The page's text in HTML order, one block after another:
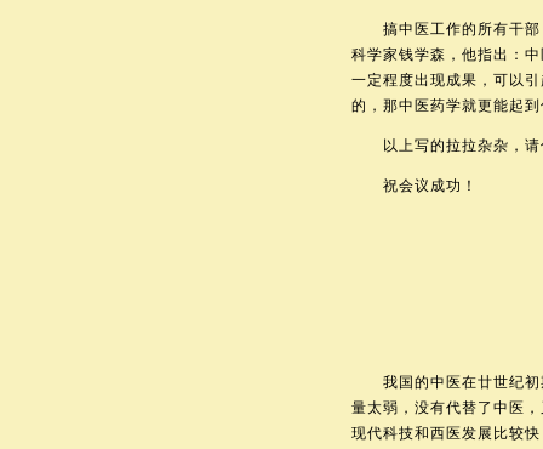
搞中医工作的所有干部
科学家钱学森，他指出：
一定程度出现成果，可以
的，那中医药学就更能起
以上写的拉拉杂杂，请
祝会议成功！
我国的中医在廿世纪初
量太弱，没有代替了中医
现代科技和西医发展比较